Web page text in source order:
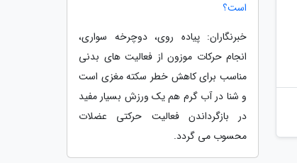
است؟
خبرنگاران: پیاده روی، دوچرخه سواری،
انجام حرکات موزون از فعالیت های بدنی
مناسب برای کاهش خطر سکته مغزی است
و شنا در آب گرم هم یک ورزش بسیار مفید
در بازگرداندن فعالیت حرکتی عضلات
محسوب می گردد.